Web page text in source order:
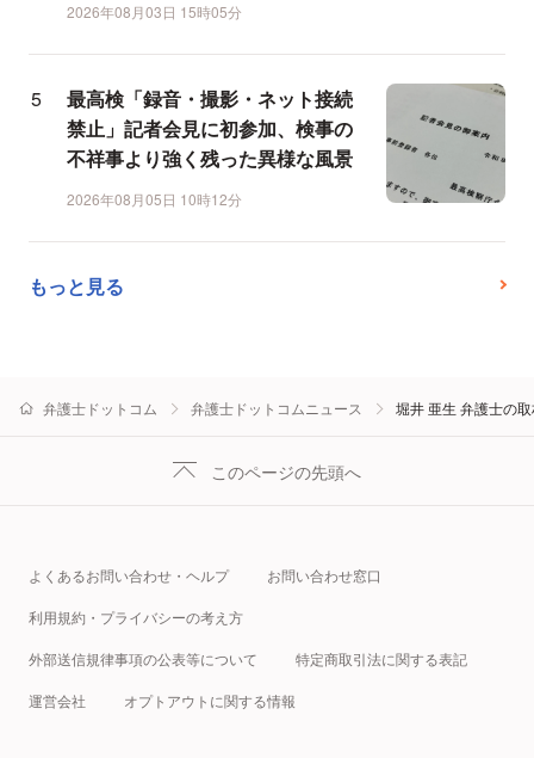
2026年08月03日 15時05分
最高検「録音・撮影・ネット接続
禁止」記者会見に初参加、検事の
不祥事より強く残った異様な風景
2026年08月05日 10時12分
もっと見る
弁護士ドットコム 弁護士ドットコムニュース 堀井 亜生 弁護士の
このページの先頭へ
よくあるお問い合わせ・ヘルプ お問い合わせ窓口
利用規約・プライバシーの考え方
外部送信規律事項の公表等について 特定商取引法に関する表記
運営会社 オプトアウトに関する情報